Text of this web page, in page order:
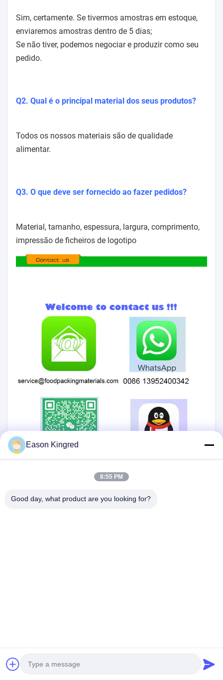
Sim, certamente. Se tivermos amostras em estoque,
enviaremos amostras dentro de 5 dias;
Se não tiver, podemos negociar e produzir como seu
pedido.
Q2. Qual é o principal material dos seus produtos?
Todos os nossos materiais são de qualidade
alimentar.
Q3. O que deve ser fornecido ao fazer pedidos?
Material, tamanho, espessura, largura, comprimento,
impressão de ficheiros de logotipo
Eason Kingred
8:55 PM
Good day, what product are you looking for?